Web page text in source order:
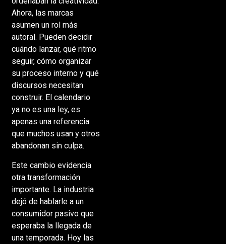
Ahora, las marcas
asumen un rol más
autoral. Pueden decidir
cuándo lanzar, qué ritmo
seguir, cómo organizar
su proceso interno y qué
discursos necesitan
construir. El calendario
ya no es una ley, es
apenas una referencia
que muchos usan y otros
abandonan sin culpa.
Este cambio evidencia
otra transformación
importante. La industria
dejó de hablarle a un
consumidor pasivo que
esperaba la llegada de
una temporada. Hoy las